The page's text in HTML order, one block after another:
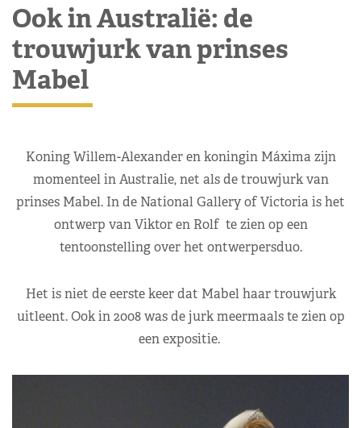
Ook in Australië: de
trouwjurk van prinses
Mabel
Koning Willem-Alexander en koningin Máxima zijn
momenteel in Australie, net als de trouwjurk van
prinses Mabel. In de National Gallery of Victoria is het
ontwerp van Viktor en Rolf te zien op een
tentoonstelling over het ontwerpersduo.
Het is niet de eerste keer dat Mabel haar trouwjurk
uitleent. Ook in 2008 was de jurk meermaals te zien op
een expositie.